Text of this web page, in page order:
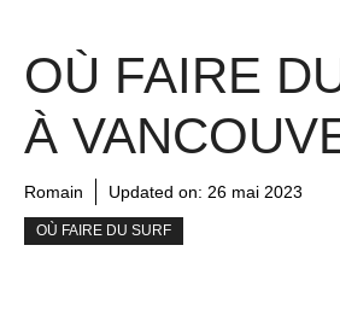
OÙ FAIRE
À
Romain Updated on: 26 mai 2023
OÙ FAIRE DU SURF